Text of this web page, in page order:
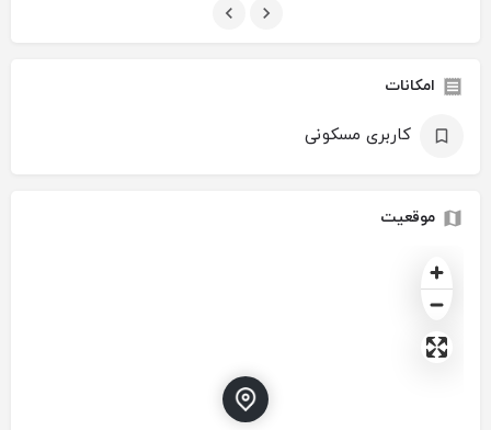
امکانات
کاربری مسکونی
موقعیت